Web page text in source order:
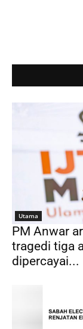
Utama
PM Anwar
tragedi tiga
dipercayai...